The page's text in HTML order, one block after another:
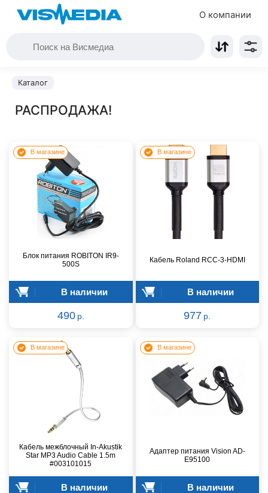
О компании
Каталог
РАСПРОДАЖА!
В магазине
Блок питания ROBITON IR9-
500S
В наличии
490 р.
В магазине
Кабель Roland RCC-3-HDMI
В наличии
977 р.
В магазине
Кабель межблочный In-Akustik
Star MP3 Audio Cable 1.5m
#003101015
В наличии
В магазине
Адаптер питания Vision AD-
E95100
В наличии